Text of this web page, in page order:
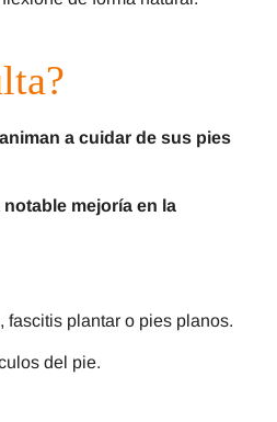
a cuidar de sus pies
notable mejoría en la
fascitis plantar o pies planos.
del pie.